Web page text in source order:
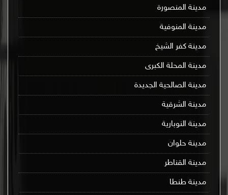
مدينة المنصورة
مدينة المنوفية
مدينة كفر الشيخ
مدينة المحلة الكبرى
مدينة الصالحية الجديدة
مدينة الشرقية
مدينة النوبارية
مدينة حلوان
مدينة القناطر
مدينة طنطا